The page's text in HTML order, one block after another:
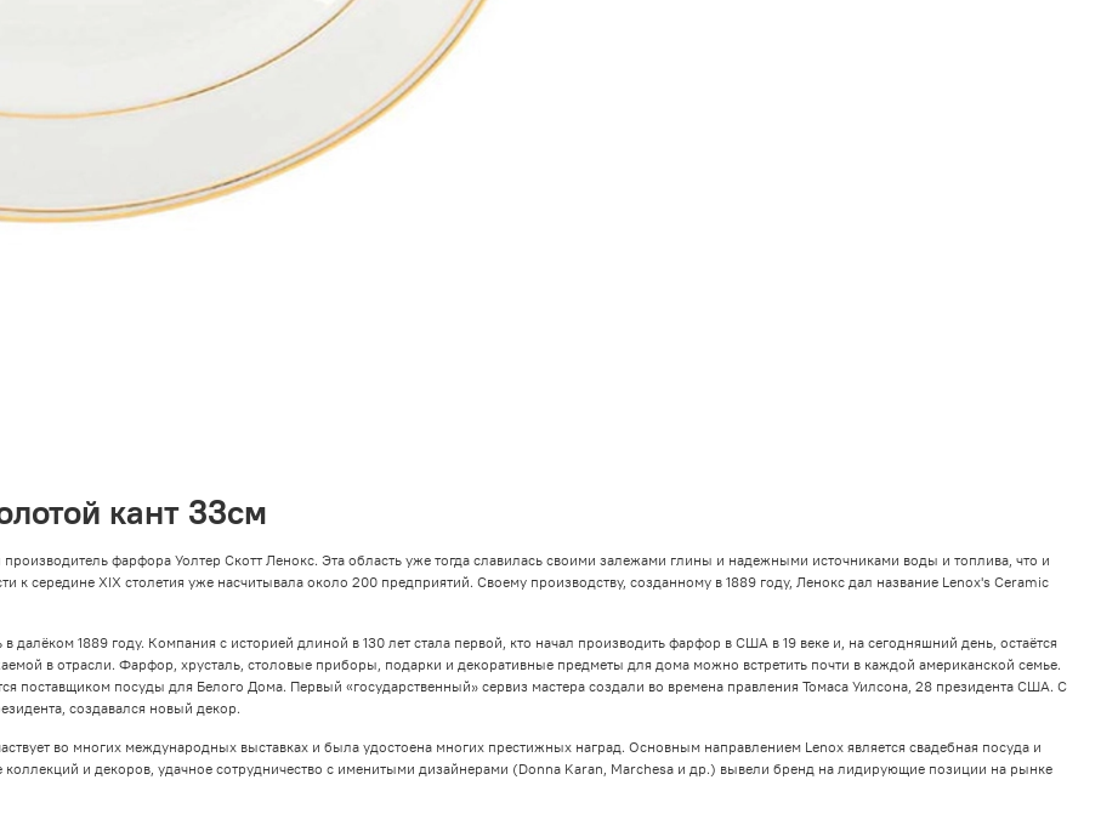
кант 33см
фарфора Уолтер Скотт Ленокс. Эта область уже тогда славилась своими залежами глины и надежными источниками воды и топлива, что и
к середине XIX столетия уже насчитывала около 200 предприятий. Своему производству, созданному в 1889 году, Ленокс дал название Lenox's Ceramic
в далёком 1889 году. Компания с историей длиной в 130 лет стала первой, кто начал производить фарфор в США в 19 веке и, на сегодняшний день, остаётся
в отрасли. Фарфор, хрусталь, столовые приборы, подарки и декоративные предметы для дома можно встретить почти в каждой американской семье.
поставщиком посуды для Белого Дома. Первый «государственный» сервиз мастера создали во времена правления Томаса Уилсона, 28 президента США. С
создавался новый декор.
во многих международных выставках и была удостоена многих престижных наград. Основным направлением Lenox является свадебная посуда и
и декоров, удачное сотрудничество с именитыми дизайнерами (Donna Karan, Marchesa и др.) вывели бренд на лидирующие позиции на рынке